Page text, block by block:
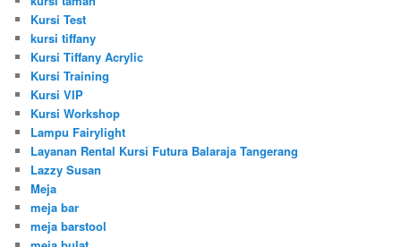
Kursi Test
kursi tiffany
Kursi Tiffany Acrylic
Kursi Training
Kursi VIP
Kursi Workshop
Lampu Fairylight
Layanan Rental Kursi Futura Balaraja Tangerang
Lazzy Susan
Meja
meja bar
meja barstool